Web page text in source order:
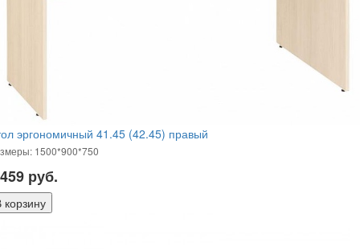
эргономичный 41.45 (42.45) правый
1500*900*750
руб.